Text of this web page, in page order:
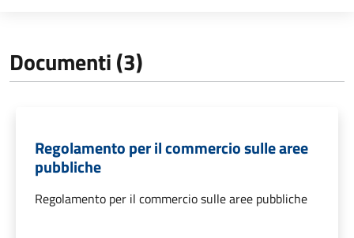
Documenti (3)
Regolamento per il commercio sulle aree
pubbliche
Regolamento per il commercio sulle aree pubbliche